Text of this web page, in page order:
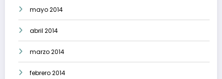
mayo 2014
abril 2014
marzo 2014
febrero 2014